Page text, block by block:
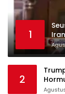
1
2